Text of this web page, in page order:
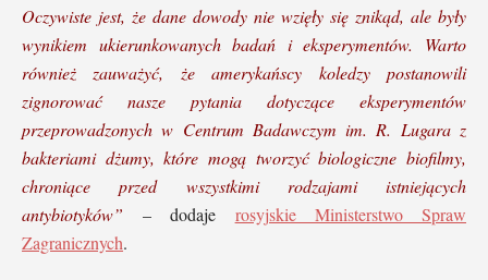
Oczywiste jest, że dane dowody nie wzięły się znikąd, ale były
wynikiem ukierunkowanych badań i eksperymentów. Warto
również zauważyć, że amerykańscy koledzy postanowili
zignorować nasze pytania dotyczące eksperymentów
przeprowadzonych w Centrum Badawczym im. R. Lugara z
bakteriami dżumy, które mogą tworzyć biologiczne biofilmy,
chroniące przed wszystkimi rodzajami istniejących
antybiotyków” – dodaje rosyjskie Ministerstwo Spraw
Zagranicznych.